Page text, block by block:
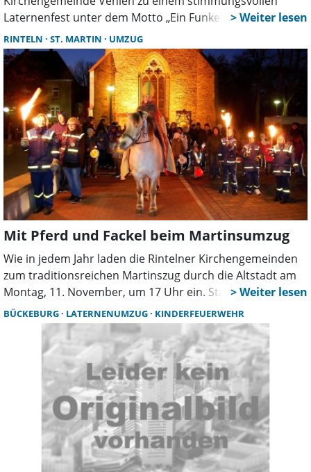
Laternenfest unter dem Motto „Ein Funkeln im Dunkeln“
ein. Treffpunkt für den Umzug ist um 17 Uhr auf dem
Spielplatz in der Straße „Am Weidkamp“. Organisiert wird
das Fest gemeinsam mit der Kita und der Freiwilligen
Feuerwehr Vehlen.
RINTELN ST. MARTIN UMZUG
Mit Pferd und Fackel beim Martinsumzug
Wie in jedem Jahr laden die Rintelner Kirchengemeinden
zum traditionsreichen Martinszug durch die Altstadt am
Montag, 11. November, um 17 Uhr ein. Start ist in der
Jakobi-Kirche am Kollegienplatz und dann bewegt sich der
Zug durch die Altstadt zu St. Sturmius, wo die Kinder mit
Stutenkerls und Kinderpunsch erwartet werden. Der
Gesang der Martinslieder wird von den Bläsern des
Symphonische Orchesters begleitet, der Zug wird
stimmungsvoll von der Jugendabteilung des THW mit
Fackeln gesichert und der Heilige Martin führt den Zug auf
dem Pferd an.
BÜCKEBURG LATERNENUMZUG KINDERFEUERWEHR